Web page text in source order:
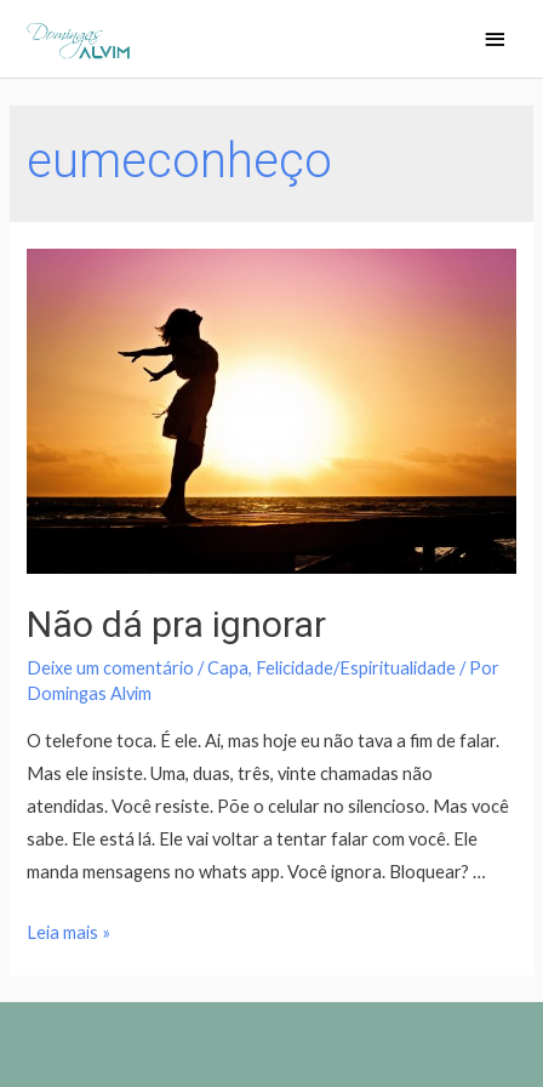
eumeconheço
Não dá pra ignorar
Deixe um comentário /Capa, Felicidade/Espiritualidade/ Por
Domingas Alvim
O telefone toca. É ele. Ai, mas hoje eu não tava a fim de falar.
Mas ele insiste. Uma, duas, três, vinte chamadas não
atendidas. Você resiste. Põe o celular no silencioso. Mas você
sabe. Ele está lá. Ele vai voltar a tentar falar com você. Ele
manda mensagens no whats app. Você ignora. Bloquear? …
Leia mais »